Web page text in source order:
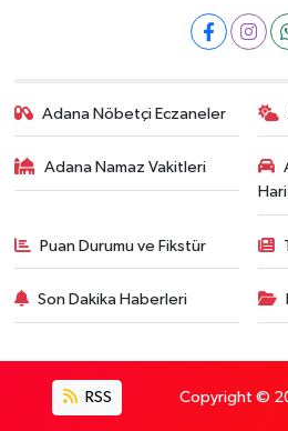
Adana Nöbetçi Eczaneler
Adana Namaz Vakitleri
Puan Durumu ve Fikstür
Son Dakika Haberleri
RSS Copyright ©